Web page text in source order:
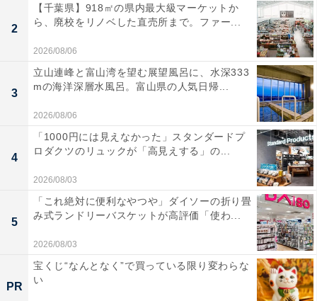
2
【千葉県】918㎡の県内最大級マーケットか
ら、廃校をリノベした直売所まで。ファー...
2026/08/06
3
立山連峰と富山湾を望む展望風呂に、水深333
mの海洋深層水風呂。富山県の人気日帰...
2026/08/06
4
「1000円には見えなかった」スタンダードプ
ロダクツのリュックが「高見えする」の...
2026/08/03
5
「これ絶対に便利なやつや」ダイソーの折り畳
み式ランドリーバスケットが高評価「使わ...
2026/08/03
PR
宝くじ“なんとなく”で買っている限り変わらな
い